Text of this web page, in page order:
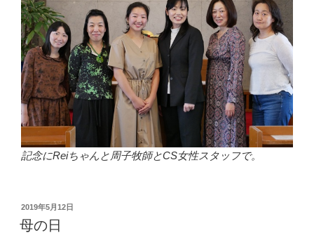
記念にReiちゃんと周子牧師とCS女性スタッフで。
投
稿
日:
2019年5月12日
母の日